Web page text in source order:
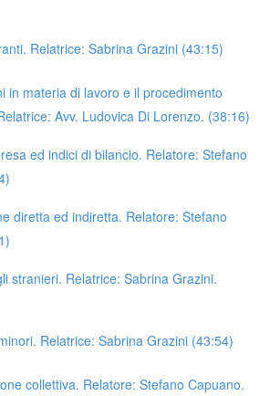
Relatrice: Sabrina Grazini (43:15)
in materia di lavoro e il procedimento
Avv. Ludovica Di Lorenzo. (38:16)
ed indici di bilancio. Relatore: Stefano
diretta ed indiretta. Relatore: Stefano
stranieri. Relatrice: Sabrina Grazini.
Relatrice: Sabrina Grazini (43:54)
collettiva. Relatore: Stefano Capuano.